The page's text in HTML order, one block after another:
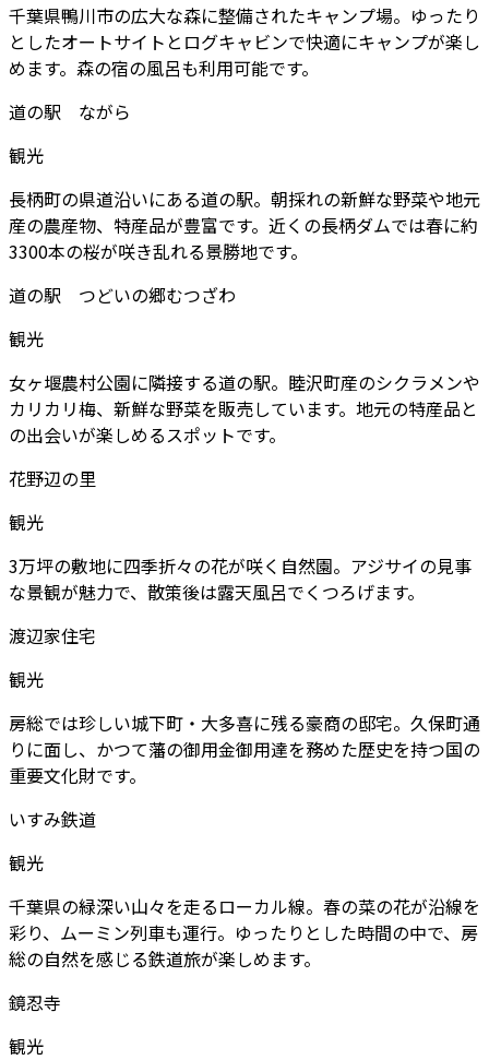
千葉県鴨川市の広大な森に整備されたキャンプ場。ゆったり
としたオートサイトとログキャビンで快適にキャンプが楽し
めます。森の宿の風呂も利用可能です。
道の駅 ながら
観光
長柄町の県道沿いにある道の駅。朝採れの新鮮な野菜や地元
産の農産物、特産品が豊富です。近くの長柄ダムでは春に約
3300本の桜が咲き乱れる景勝地です。
道の駅 つどいの郷むつざわ
観光
女ヶ堰農村公園に隣接する道の駅。睦沢町産のシクラメンや
カリカリ梅、新鮮な野菜を販売しています。地元の特産品と
の出会いが楽しめるスポットです。
花野辺の里
観光
3万坪の敷地に四季折々の花が咲く自然園。アジサイの見事
な景観が魅力で、散策後は露天風呂でくつろげます。
渡辺家住宅
観光
房総では珍しい城下町・大多喜に残る豪商の邸宅。久保町通
りに面し、かつて藩の御用金御用達を務めた歴史を持つ国の
重要文化財です。
いすみ鉄道
観光
千葉県の緑深い山々を走るローカル線。春の菜の花が沿線を
彩り、ムーミン列車も運行。ゆったりとした時間の中で、房
総の自然を感じる鉄道旅が楽しめます。
鏡忍寺
観光